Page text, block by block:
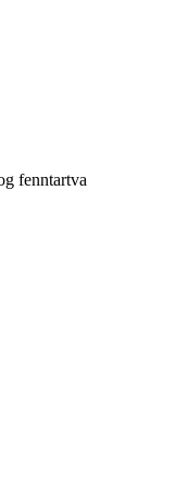
fenntartva